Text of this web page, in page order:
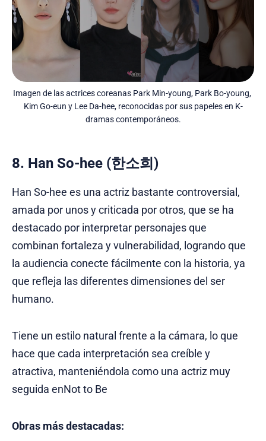
Imagen de las actrices coreanas Park Min-young, Park Bo-young,
Kim Go-eun y Lee Da-hee, reconocidas por sus papeles en K-
dramas contemporáneos.
8. Han So-hee (한소희)
Han So-hee es una actriz bastante controversial,
amada por unos y criticada por otros, que se ha
destacado por interpretar personajes que
combinan fortaleza y vulnerabilidad, logrando que
la audiencia conecte fácilmente con la historia, ya
que refleja las diferentes dimensiones del ser
humano.
Tiene un estilo natural frente a la cámara, lo que
hace que cada interpretación sea creíble y
atractiva, manteniéndola como una actriz muy
seguida enNot to Be
Obras más destacadas: